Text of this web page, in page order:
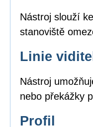
Nástroj slouží
stanoviště
Linie
Nástroj
nebo překážky
Profil